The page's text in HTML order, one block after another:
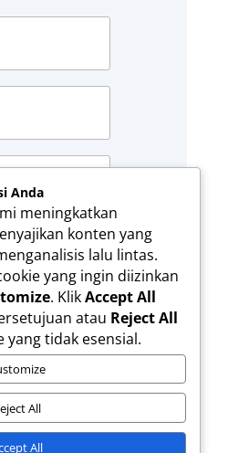
dan situs web saya
untuk komentar saya
Anda
meningkatkan
konten yang
lalu lintas.
yang ingin diizinkan
. KlikAccept All
atau Reject All
tidak esensial.
All
All